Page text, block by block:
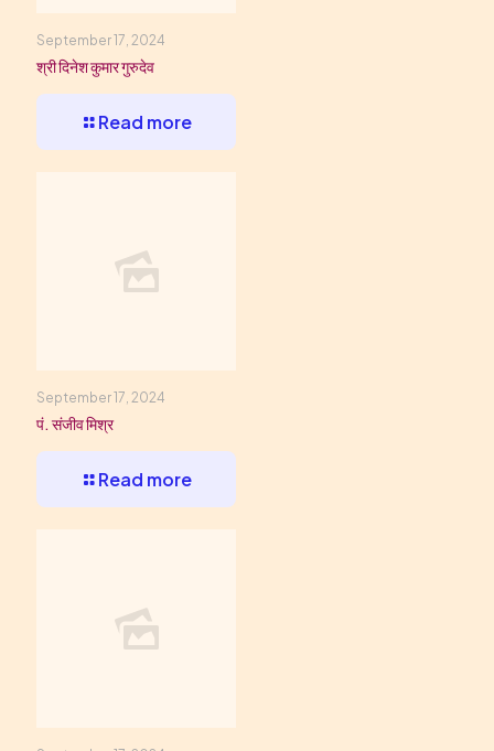
September 17, 2024
श्री दिनेश कुमार गुरुदेव
Read more
September 17, 2024
पं. संजीव मिश्र
Read more